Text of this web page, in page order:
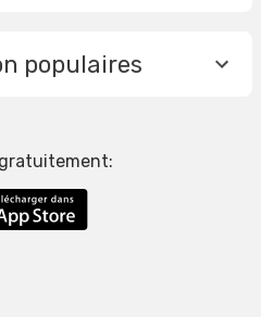
populaires